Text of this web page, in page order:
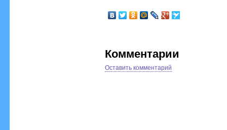
Комментарии
Оставить комментарий